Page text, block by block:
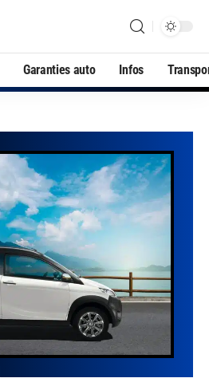
Garanties auto Infos